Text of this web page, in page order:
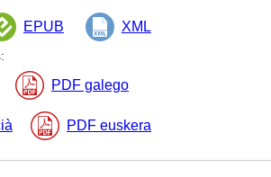
EPUB XML
PDF galego
PDF euskera